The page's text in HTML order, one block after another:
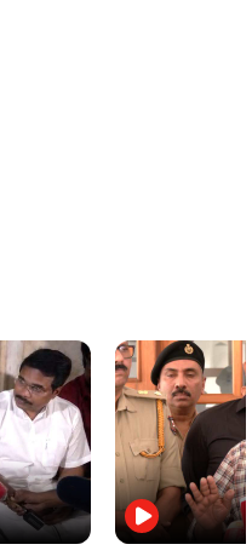
ഒഴിവാക്കാന്‍';